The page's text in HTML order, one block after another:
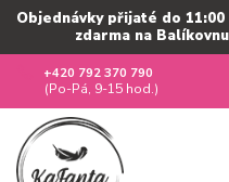
Objednávky přijaté do
zdarma na
+420 792 370 790
(Po-Pá, 9-15 hod.)